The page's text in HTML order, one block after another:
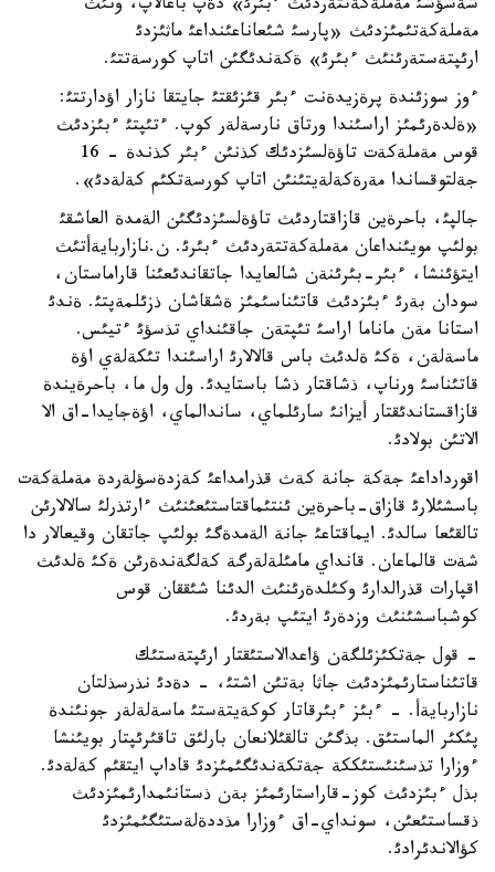
شةشؤشئ مةملةكةتتةردئث ءبئرئ» دةپ باعالاپ، ونئث
مةملةكةتئمئزدئث «پارسئ شئعاناعئنداعئ ماثئزدئ
ارئپتةستةرئنئث ءبئرئ» ةكةندئگئن اتاپ كورسةتتئ.
ءوز سوزئندة پرةزيدةنت ءبئر قئزئقتئ جايتقا نازار اؤدارتتئ:
«ةلدةرئمئز اراسئندا ورتاق نارسةلةر كوپ. ءتئپتئ ءبئزدئث
قوس مةملةكةت تاؤةلسئزدئك كذنئن ءبئر كذندة - 16
جةلتوقساندا مةرةكةلةيتئنئن اتاپ كورسةتكئم كةلةدئ».
جالپئ، باحرةين قازاقتاردئث تاؤةلسئزدئگئن الةمدة العاشقئ
بولئپ مويئنداعان مةملةكةتتةردئث ءبئرئ. ن.نازاربايةأتئث
ايتؤئنشا، ءبئر-بئرئنةن شالعايدا جاتقاندئعئنا قاراماستان،
سودان بةرئ ءبئزدئث قاتئناسئمئز ةشقاشان ذزئلمةپتئ. ةندئ
استانا مةن ماناما اراسئ تئپتةن جاقئنداي تذسؤئ ءتيئس.
ماسةلةن، ةكئ ةلدئث باس قالالارئ اراسئندا تئكةلةي اؤة
قاتئناسئ ورناپ، ذشاقتار ذشا باستايدئ. ول ول ما، باحرةيندة
قازاقستاندئقتار أيزانئ سارئلماي، ساندالماي، اؤةجايدا-اق الا
الاتئن بولادئ.
اقورداداعئ جةكة جانة كةث قذرامداعئ كةزدةسؤلةردة مةملةكةت
باسشئلارئ قازاق-باحرةين ئنتئماقتاستئعئنئث ءارتذرلئ سالالارئن
تالقئعا سالدئ. ايماقتاعئ جانة الةمدةگئ بولئپ جاتقان وقيعالار دا
شةت قالماعان. قانداي مامئلةلةرگة كةلگةندةرئن ةكئ ةلدئث
اقپارات قذرالدارئ وكئلدةرئنئث الدئنا شئققان قوس
كوشباسشئنئث وزدةرئ ايتئپ بةردئ.
- قول جةتكئزئلگةن ؤاعدالاستئقتار ارئپتةستئك
قاتئناستارئمئزدئث جاثا بةتئن اشتئ، - دةدئ نذرسذلتان
نازاربايةأ. - ءبئز ءبئرقاتار كوكةيتةستئ ماسةلةلةر جونئندة
پئكئر الماستئق. بذگئن تالقئلانعان بارلئق تاقئرئپتار بويئنشا
ءوزارا تذسئنئستئككة جةتكةندئگئمئزدئ قاداپ ايتقئم كةلةدئ.
بذل ءبئزدئث كوز-قاراستارئمئز بةن ذستانئمدارئمئزدئث
ذقساستئعئن، سونداي-اق ءوزارا مذددةلةستئگئمئزدئ
كؤالاندئرادئ.